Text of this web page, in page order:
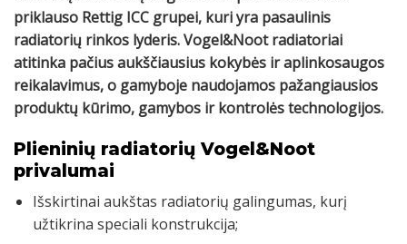
priklauso Rettig ICC grupei, kuri yra pasaulinis
radiatorių rinkos lyderis. Vogel&Noot radiatoriai
atitinka pačius aukščiausius kokybės ir aplinkosaugos
reikalavimus, o gamyboje naudojamos pažangiausios
produktų kūrimo, gamybos ir kontrolės technologijos.
Plieninių radiatorių Vogel&Noot
privalumai
Išskirtinai aukštas radiatorių galingumas, kurį
užtikrina speciali konstrukcija;